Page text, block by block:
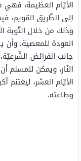
الأيّام العظيمة، فهي
إلى الطّريق القويم،
وذلك من خلال التّوبة
العودة للمعصية، وأن
جانب الفرائض
النّار، ويمكن
الأيّام العشر،
وطاعته.